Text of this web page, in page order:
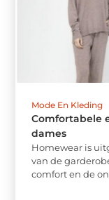
Mode En Kleding
Comfortabele
dames
Homewear is
van de
comfort en de